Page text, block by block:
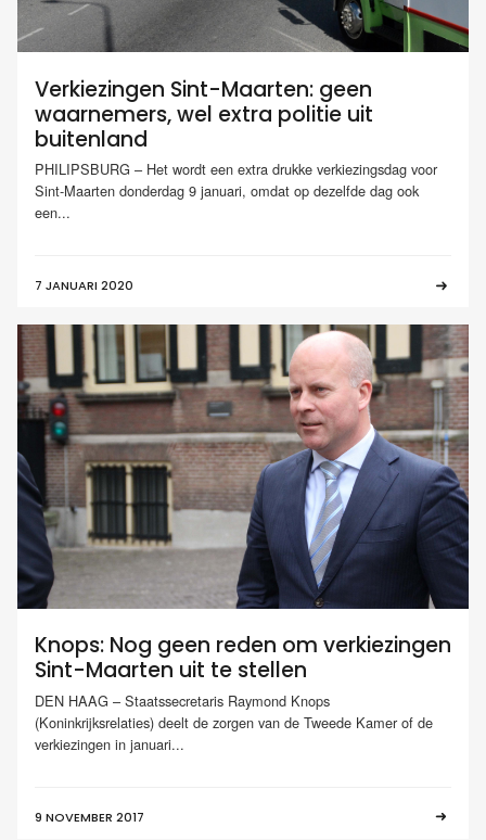
Verkiezingen Sint-Maarten: geen
waarnemers, wel extra politie uit
buitenland
PHILIPSBURG – Het wordt een extra drukke verkiezingsdag voor
Sint-Maarten donderdag 9 januari, omdat op dezelfde dag ook
een...
7 JANUARI 2020
Knops: Nog geen reden om verkiezingen
Sint-Maarten uit te stellen
DEN HAAG – Staatssecretaris Raymond Knops
(Koninkrijksrelaties) deelt de zorgen van de Tweede Kamer of de
verkiezingen in januari...
9 NOVEMBER 2017